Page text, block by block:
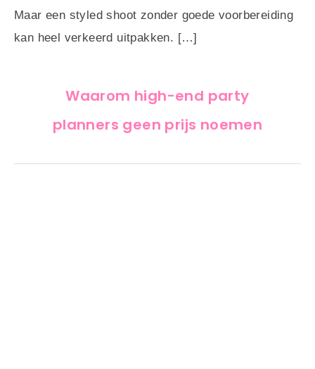
Maar een styled shoot zonder goede voorbereiding
kan heel verkeerd uitpakken. […]
Waarom high-end party
planners geen prijs noemen